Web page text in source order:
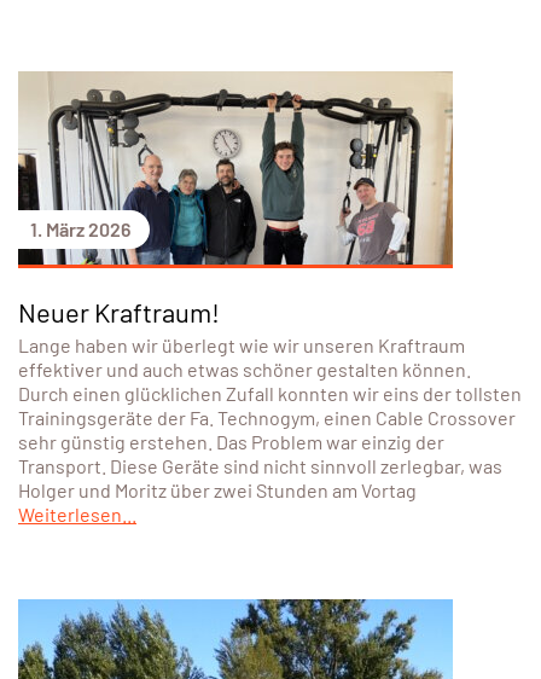
1. März 2026
Neuer Kraftraum!
Lange haben wir überlegt wie wir unseren Kraftraum
effektiver und auch etwas schöner gestalten können.
Durch einen glücklichen Zufall konnten wir eins der tollsten
Trainingsgeräte der Fa. Technogym, einen Cable Crossover
sehr günstig erstehen. Das Problem war einzig der
Transport. Diese Geräte sind nicht sinnvoll zerlegbar, was
Holger und Moritz über zwei Stunden am Vortag
Weiterlesen...